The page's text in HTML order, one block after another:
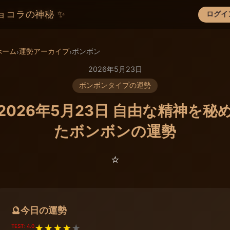
コラの神秘 ✨ ログイ
×
ーム›運勢アーカイブ›ボンボン
2026年5月23日
ボンボンタイプの運勢
年5月23日 自由な精神を秘
たボンボンの運勢
⭐️
🔮今日の運勢
TEST: 4.0